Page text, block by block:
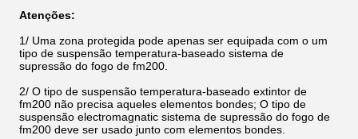
Atenções:
1/ Uma zona protegida pode apenas ser equipada com o um
tipo de suspensão temperatura-baseado sistema de
supressão do fogo de fm200.
2/ O tipo de suspensão temperatura-baseado extintor de
fm200 não precisa aqueles elementos bondes; O tipo de
suspensão electromagnatic sistema de supressão do fogo de
fm200 deve ser usado junto com elementos bondes.